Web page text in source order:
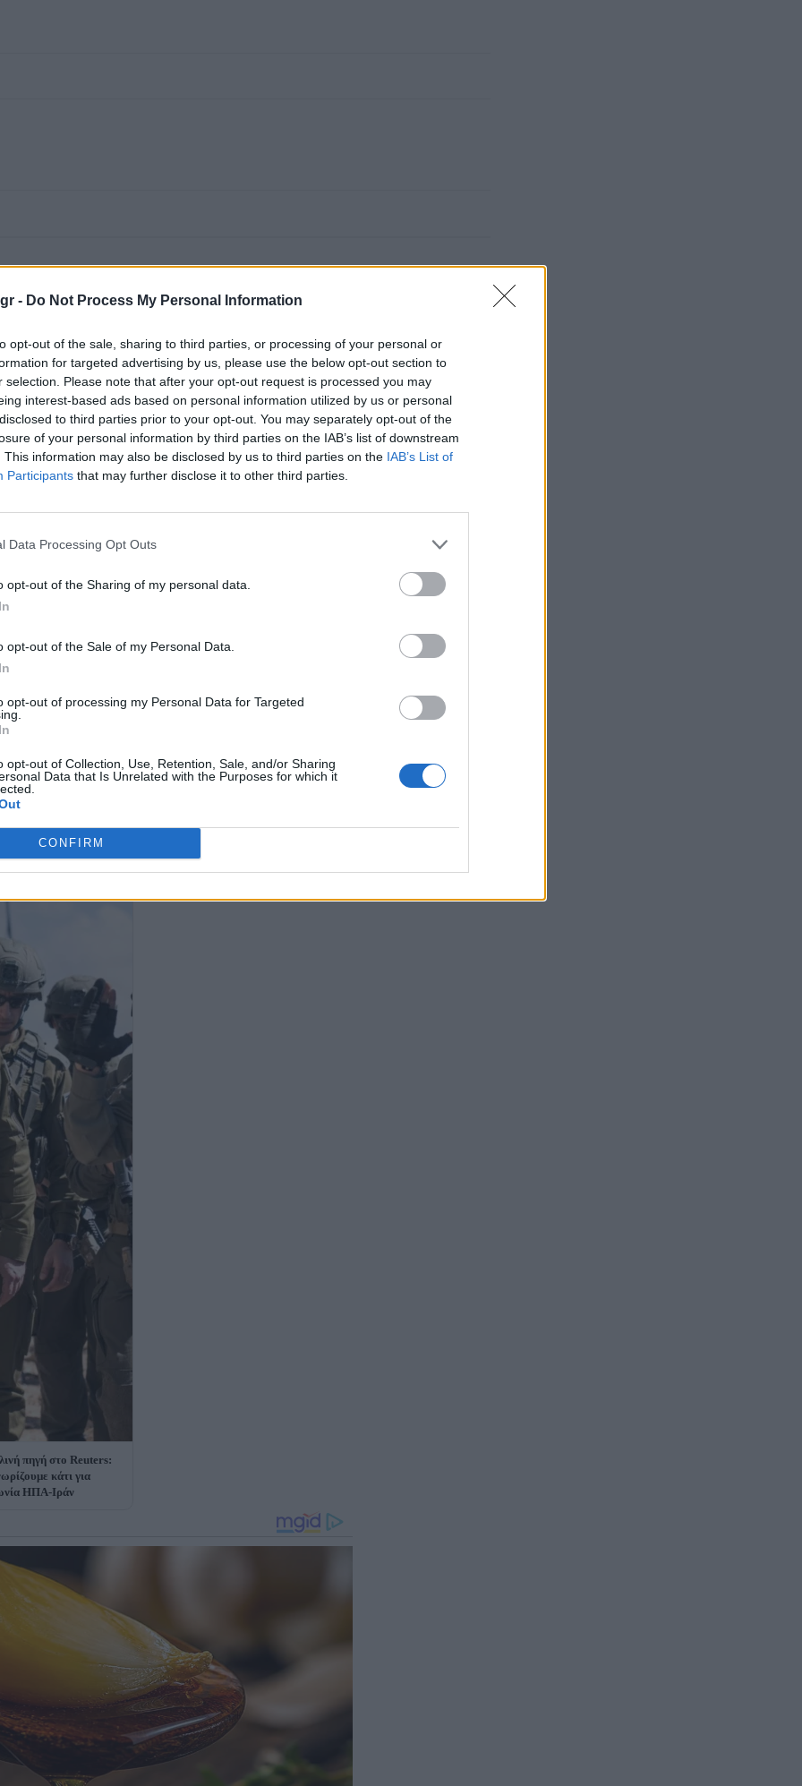
- Do Not Process My Personal Information
opt-out of the sale, sharing to third parties, or processing of your personal or
for targeted advertising by us, please use the below opt-out section to
selection. Please note that after your opt-out request is processed you may
interest-based ads based on personal information utilized by us or personal
to third parties prior to your opt-out. You may separately opt-out of the
of your personal information by third parties on the IAB’s list of downstream
This information may also be disclosed by us to third parties on the IAB’s List of
Participants that may further disclose it to other third parties.
Data Processing Opt Outs
opt-out of the Sharing of my personal data.
opt-out of the Sale of my Personal Data.
opt-out of processing my Personal Data for Targeted
opt-out of Collection, Use, Retention, Sale, and/or Sharing
Data that Is Unrelated with the Purposes for which it
CONFIRM
προς Ισραήλ:
σε κατάπαυση
το μυαλό σας»
συμφώνησαν σε κατάπαυση
Reuters: Συμφωνία ΗΠΑ - Ιράν
για τον τερματισμό του
πηγή στο Reuters:
κάτι για
ΗΠΑ-Ιράν